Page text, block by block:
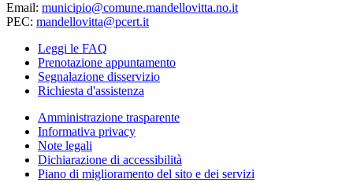
Email: municipio@comune.mandellovitta.no.it
PEC: mandellovitta@pcert.it
Leggi le FAQ
Prenotazione appuntamento
Segnalazione disservizio
Richiesta d'assistenza
Amministrazione trasparente
Informativa privacy
Note legali
Dichiarazione di accessibilità
Piano di miglioramento del sito e dei servizi